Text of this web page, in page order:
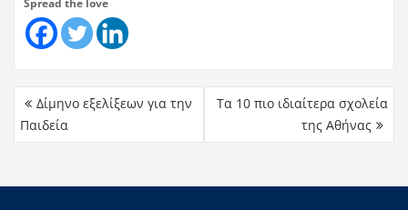
Spread the love
Δίμηνο εξελίξεων για την
Παιδεία
Τα 10 πιο ιδιαίτερα σχολεία
της Αθήνας